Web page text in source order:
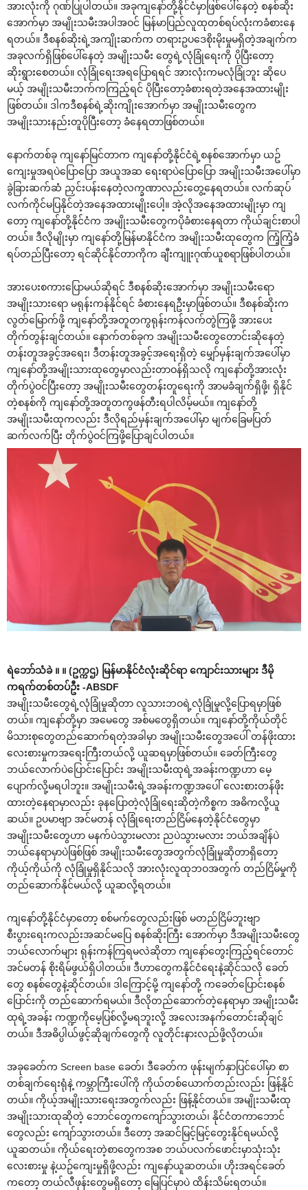
အားလုံးကို ဂုဏ်ပြုပါတယ်။ အခုကျနော်တို့နိုင်ငံမှာဖြစ်ပေါ်နေတဲ့ စနစ်ဆိုး
အောက်မှာ အမျိုးသမီးအပါအဝင် မြန်မာပြည်လူထုတစ်ရပ်လုံးကခံစားနေ
ရတယ်။ ဒီစနစ်ဆိုးရဲ့အကျိုးဆက်က တရားဥပဒေစိုးမိုးမှုမရှိတဲ့အချက်က
အခုလက်ရှိဖြစ်ပေါ်နေတဲ့ အမျိုးသမီး တွေရဲ့လုံခြုံရေးကို ပိုပြီးတော့
ဆိုးရွားစေတယ်။ လုံခြုံရေးအရပြောရရင် အားလုံးကမလုံခြုံဘူး ဆိုပေ
မယ့် အမျိုးသမီးဘက်ကကြည့်ရင် ပိုပြီးတော့ခံစားရတဲ့အနေအထားမျိုး
ဖြစ်တယ်။ ဒါကဒီစနစ်ရဲ့ဆိုးကျိုးအောက်မှာ အမျိုးသမီးတွေက
အမျိုးသားနည်းတူပိုပြီးတော့ ခံနေရတာဖြစ်တယ်။
နောက်တစ်ခု ကျနော်မြင်တာက ကျနော်တို့နိုင်ငံရဲ့စနစ်အောက်မှာ ယဥ်
ကျေးမှုအရပဲပြောပြော အယူအဆ ရေးရာပဲပြောပြော အမျိုးသမီးအပေါ်မှာ
ခွဲခြားဆက်ဆံ ညှင်းပန်းနေတဲ့လက္ခဏာလည်းတွေ့နေရတယ်။ လက်ဆုပ်
လက်ကိုင်မပြနိုင်တဲ့အနေအထားမျိုးပေါ့။ အဲ့လိုအနေအထားမျိုးမှာ ကျ
တော့ ကျနော်တို့နိုင်ငံက အမျိုးသမီးတွေကပိုခံစားနေရတာ ကိုယ်ချင်းစာပါ
တယ်။ ဒီလိုမျိုးမှာ ကျနော်တို့မြန်မာနိုင်ငံက အမျိုးသမီးထုတွေက ကြံ့ကြံ့ခံ
ရပ်တည်ပြီးတော့ ရင်ဆိုင်နိုင်တာကိုက ချီးကျူးဂုဏ်ယူစရာဖြစ်ပါတယ်။
အားပေးစကားပြောမယ်ဆိုရင် ဒီစနစ်ဆိုးအောက်မှာ အမျိုးသမီးရော
အမျိုးသားရော မရုန်းကန်နိုင်ရင် ခံစားနေရဦးမှာဖြစ်တယ်။ ဒီစနစ်ဆိုးက
လွတ်မြောက်ဖို့ ကျနော်တို့အတူတကွရုန်းကန်လက်တွဲကြဖို့ အားပေး
တိုက်တွန်းချင်တယ်။ နောက်တစ်ခုက အမျိုးသမီးတွေတောင်းဆိုနေတဲ့
တန်းတူအခွင့်အရေး၊ ဒီတန်းတူအခွင့်အရေးရှိတဲ့ မျှော်မှန်းချက်အပေါ်မှာ
ကျနော်တို့အမျိုးသားထုတွေမှာလည်းတာဝန်ရှိသလို ကျနော်တို့အားလုံး
တိုက်ပွဲဝင်ပြီးတော့ အမျိုးသမီးတွေတန်းတူရေးကို အာမခံချက်ရှိဖို့၊ ရှိနိုင်
တဲ့စနစ်ကို ကျနော်တို့အတူတကွဖန်တီးရပါလိမ့်မယ်။ ကျနော်တို့
အမျိုးသမီးထုကလည်း ဒီလိုရည်မှန်းချက်အပေါ်မှာ မျက်ခြေမပြတ်
ဆက်လက်ပြီး တိုက်ပွဲဝင်ကြဖို့ပြောချင်ပါတယ်။
ရဲဘော်သံခဲ ။ ။ (ဥက္ကဌ) မြန်မာနိုင်ငံလုံးဆိုင်ရာ ကျောင်းသားများ ဒီမို
ကရက်တစ်တပ်ဦး -ABSDF
အမျိုးသမီးတွေရဲ့လုံခြုံမှုဆိုတာ လူသားဘဝရဲ့လုံခြုံမှုလို့ပြောရမှာဖြစ်
တယ်။ ကျနော်တို့မှာ အမေတွေ အစ်မတွေရှိတယ်။ ကျနော်တို့ကိုယ်တိုင်
မိသားစုတွေတည်ဆောက်ရတဲ့အခါမှာ အမျိုးသမီးတွေအပေါ် တန်ဖိုးထား
လေးစားမှုကအရေးကြီးတယ်လို့ ယူဆရမှာဖြစ်တယ်။ ခေတ်ကြီးတွေ
ဘယ်လောက်ပဲပြောင်းပြောင်း အမျိုးသမီးထုရဲ့အခန်းကဏ္ဍဟာ မေ့
ပျောက်လို့မရပါဘူး။ အမျိုးသမီးရဲ့အခန်းကဏ္ဍအပေါ် လေးစားတန်ဖိုး
ထားတဲ့နေရာမှာလည်း ခုနပြောတဲ့လုံခြုံရေးဆိုတဲ့ကိစ္စက အဓိကလို့ယူ
ဆယ်။ ဥပမာဗျာ အင်မတန် လုံခြုံရေးတည်ငြိမ်နေတဲ့နိုင်ငံတွေမှာ
အမျိုးသမီးတွေဟာ မနက်ပဲသွားမလား ညပဲသွားမလား ဘယ်အချိန်ပဲ
ဘယ်နေရာမှာပဲဖြစ်ဖြစ် အမျိုးသမီးတွေအတွက်လုံခြုံမှုဆိုတာရှိတော့
ကိုယ့်ကိုယ်ကို လုံခြုံမှုရှိနိုင်သလို အားလုံးလူထုဘဝအတွက် တည်ငြိမ်မှုကို
တည်ဆောက်နိုင်မယ်လို့ ယူဆလို့ရတယ်။
ကျနော်တို့နိုင်ငံမှာတော့ စစ်မက်တွေလည်းဖြစ် မတည်ငြိမ်ဘူးဗျာ
စီးပွားရေးကလည်းအဆင်မပြေ စနစ်ဆိုးကြီး အောက်မှာ ဒီအမျိုးသမီးတွေ
ဘယ်လောက်များ ရုန်းကန်ကြရမလဲဆိုတာ ကျနော်တွေးကြည့်ရင်တောင်
အင်မတန် စိုးရိမ်ဖွယ်ရှိပါတယ်။ ဒီဟာတွေကနိုင်ငံရေးနဲ့ဆိုင်သလို ခေတ်
တွေ စနစ်တွေနဲ့ဆိုင်တယ်။ ဒါကြောင့်မို့ ကျနော်တို့ ကခေတ်ပြောင်းစနစ်
ပြောင်းကို တည်ဆောက်ရမယ်။ ဒီလိုတည်ဆောက်တဲ့နေရာမှာ အမျိုးသမီး
ထုရဲ့အခန်း ကဏ္ဍကိုမေ့ပြစ်လို့မရဘူးလို့ အလေးအနက်တောင်းဆိုချင်
တယ်။ ဒီအဓိပ္ပါယ်ဖွင့်ဆိုချက်တွေကို လူတိုင်းနားလည်ဖို့လိုတယ်။
အခုခေတ်က Screen base ခေတ်၊ ဒီခေတ်က ဖုန်းမျက်နှာပြင်ပေါ်မှာ စာ
တစ်ချက်ရေးရုံနဲ့ ကမ္ဘာကြီးပေါ်ကို ကိုယ်တစ်ယောက်တည်းလည်း ဖြန့်နိုင်
တယ်။ ကိုယ့်အမျိုးသားရေးအတွက်လည်း ဖြန့်နိုင်တယ်။ အမျိုးသမီးထု
အမျိုးသားထုဆိုတဲ့ ဘောင်တွေကကျော်သွားတယ်၊ နိုင်ငံတကာဘောင်
တွေလည်း ကျော်သွားတယ်။ ဒီတော့ အဆင်မြင့်မြင့်တွေးနိုင်ရမယ်လို့
ယူဆတယ်။ ကိုယ်ရေးတဲ့စာတွေကအစ ဘယ်ပလက်ဖောင်းမှာသုံးသုံး
လေးစားမှု နဲ့ယဥ်ကျေးမှုရှိဖို့လည်း ကျနော်ယူဆတယ်။ ဟိုးအရင်ခေတ်
ကတော့ တယ်လီဖုန်းတွေမရှိတော့ မြေပြင်မှာပဲ ထိန်းသိမ်းရတယ်။